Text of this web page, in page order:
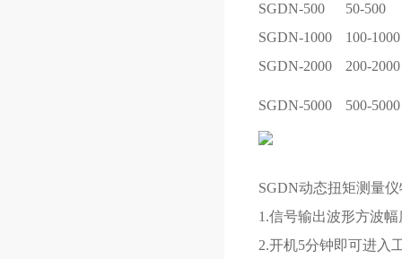
SGDN-500
50-500
SGDN-1000
100-1000
SGDN-2000
200-2000
SGDN-5000 500-5000
SGDN动态扭矩测量仪
1.信号输出波形方波
2.开机5分钟即可进入